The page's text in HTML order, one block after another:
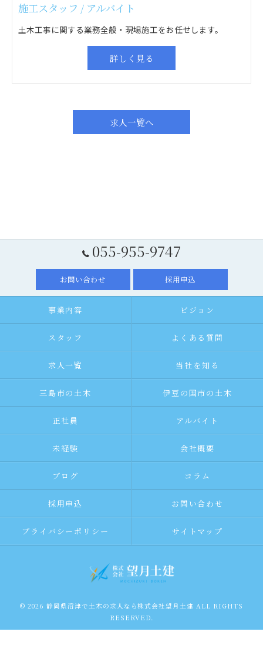
施工スタッフ / アルバイト
土木工事に関する業務全般・現場施工をお任せします。
詳しく見る
求人一覧へ
055-955-9747
お問い合わせ 採用申込
事業内容 ビジョン
スタッフ よくある質問
求人一覧 当社を知る
三島市の土木 伊豆の国市の土木
正社員 アルバイト
未経験 会社概要
ブログ コラム
採用申込 お問い合わせ
プライバシーポリシー サイトマップ
© 2026 静岡県沼津で土木の求人なら株式会社望月土建 ALL RIGHTS
RESERVED.